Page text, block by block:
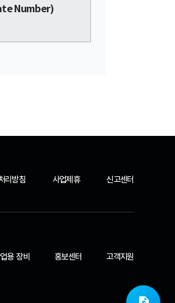
Number)
리방침 사업제휴 신고센터
용 장비 홍보센터 고객지원